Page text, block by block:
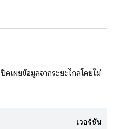
ดเผยข้อมูลจากระยะไกลโดยไม่
เวอร์ชัน